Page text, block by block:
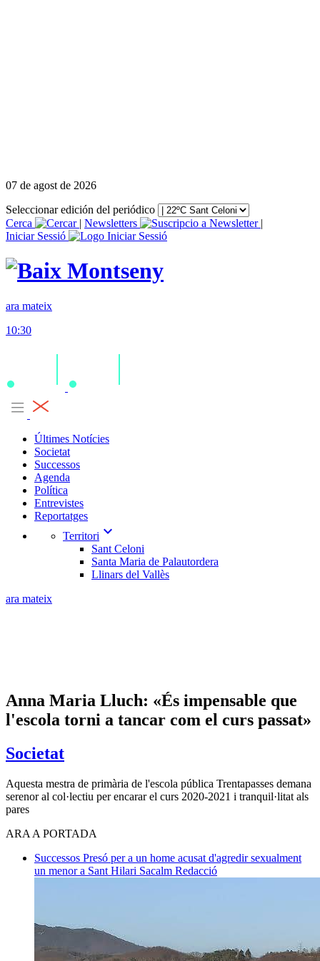
07 de agost de 2026
Seleccionar edición del periódico
Cerca
| Newsletters
|
Iniciar Sessió
ara mateix
10:30
Últimes Notícies
Societat
Successos
Agenda
Política
Entrevistes
Reportatges
Territori expand_more
Sant Celoni
Santa Maria de Palautordera
Llinars del Vallès
ara mateix
Anna Maria Lluch: «És impensable que
l'escola torni a tancar com el curs passat»
Societat
Aquesta mestra de primària de l'escola pública Trentapasses demana
serenor al col·lectiu per encarar el curs 2020-2021 i tranquil·litat als
pares
ARA A PORTADA
Successos Presó per a un home acusat d'agredir sexualment
un menor a Sant Hilari Sacalm Redacció